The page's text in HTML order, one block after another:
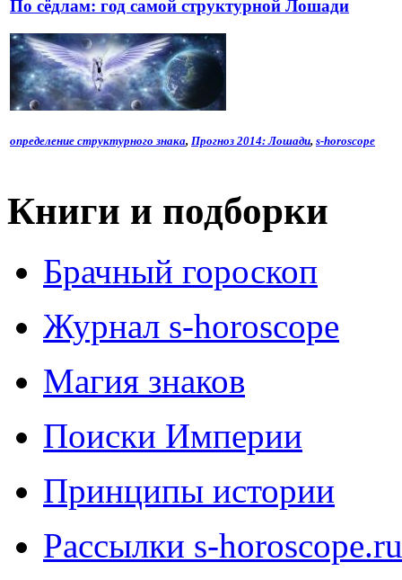
По сёдлам: год самой структурной Лошади
определение структурного знака, Прогноз 2014: Лошади, s-horoscope
Книги и подборки
Брачный гороскоп
Журнал s-horoscope
Магия знаков
Поиски Империи
Принципы истории
Рассылки s-horoscope.ru